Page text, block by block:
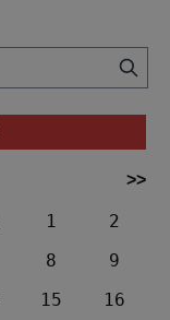
>>
1
2
8
9
15
16